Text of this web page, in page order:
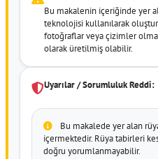
Bu makalenin içeriğinde yer
teknolojisi kullanılarak
fotoğraflar veya çizimler
olarak üretilmiş olabilir.
Uyarılar / Sorumluluk Reddi:
Bu makalede yer alan
içermektedir. Rüya tabirleri
doğru yorumlanmayabilir.